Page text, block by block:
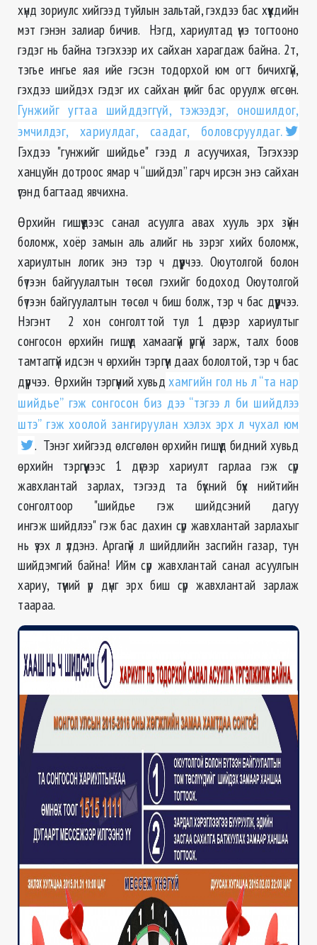
хүнд зориулс хийгээд туйлын зальтай, гэхдээ бас хүүхдийн
мэт гэнэн залиар бичив. Нэгд, хариултад үнэ тогтооно
гэдэг нь байна тэгэхээр их сайхан харагдаж байна. 2т,
тэгье ингье яая ийе гэсэн тодорхой юм огт бичихгүй,
гэхдээ шийдэх гэдэг их сайхан үгийг бас оруулж өгсөн.
Гунжийг угтаа шийддэггүй, тэжээдэг, оношилдог,
эмчилдэг, хариулдаг, саадаг, боловсруулдаг.
Гэхдээ "гунжийг шийдье" гээд л асуучихая, Тэгэхээр
ханцуйн дотроос ямар ч “шийдэл” гарч ирсэн энэ сайхан
үгэнд багтаад явчихна.
Өрхийн гишүүдээс санал асуулга авах хууль эрх зүйн
боломж, хоёр замын аль алийг нь зэрэг хийх боломж,
хариултын логик энэ тэр ч дүүрчээ. Оюутолгой болон
бүтээн байгуулалтын төсөл гэхийг бодоход Оюутолгой
бүтээн байгуулалтын төсөл ч биш болж, тэр ч бас дүүрчээ.
Нэгэнт 2 хон сонголттой тул 1 дүгээр хариултыг
сонгосон өрхийн гишүүд хамаагүй үргүй зарж, талх боов
тамтаггүй идсэн ч өрхийн тэргүүн даах бололтой, тэр ч бас
дүүрчээ. Өрхийн тэргүүний хувьд хамгийн гол нь л “та нар
шийдье” гэж сонгосон биз дээ “тэгээ л би шийдлээ
штэ” гэж хоолой зангируулан хэлэх эрх л чухал юм
. Тэнэг хийгээд өлсгөлөн өрхийн гишүүд бидний хувьд
өрхийн тэргүүнээс 1 дүгээр хариулт гарлаа гэж сүр
жавхлантай зарлах, тэгээд та бүхний бүх нийтийн
сонголтоор "шийдье гэж шийдсэний дагуу
ингэж шийдлээ" гэж бас дахин сүр жавхлантай зарлахыг
нь үзэх л үлдэнэ. Аргагүй л шийдлийн засгийн газар, тун
шийдэмгий байна! Ийм сүр жавхлантай санал асуулгын
хариу, түүний үр дүнг эрх биш сүр жавхлантай зарлаж
таараа.